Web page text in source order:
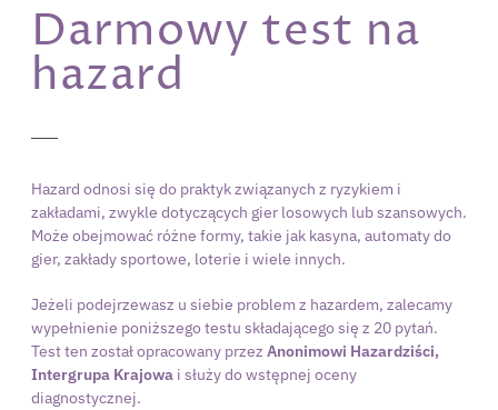
Darmowy test na
hazard
Hazard odnosi się do praktyk związanych z ryzykiem i
zakładami, zwykle dotyczących gier losowych lub szansowych.
Może obejmować różne formy, takie jak kasyna, automaty do
gier, zakłady sportowe, loterie i wiele innych.
Jeżeli podejrzewasz u siebie problem z hazardem, zalecamy
wypełnienie poniższego testu składającego się z 20 pytań.
Test ten został opracowany przez Anonimowi Hazardziści,
Intergrupa Krajowa i służy do wstępnej oceny
diagnostycznej.